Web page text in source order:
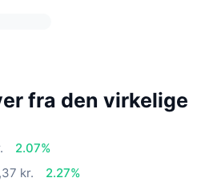
fra den virkelige
2.07%
kr.
2.27%